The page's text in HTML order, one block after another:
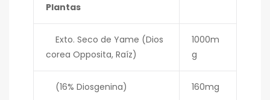
Plantas
Exto. Seco de Yame (Dios
corea Opposita, Raíz)
1000m
g
(16% Diosgenina) 160mg